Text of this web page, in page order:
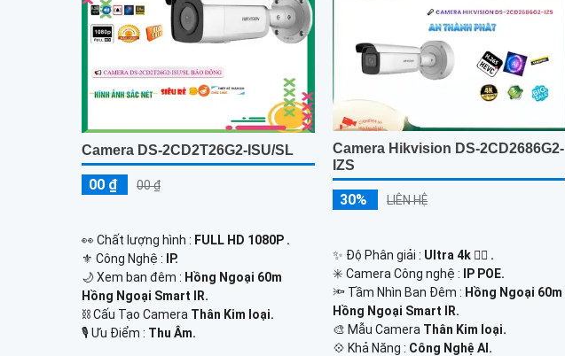
Camera DS-2CD2T26G2-ISU/SL
00 ₫ 00 ₫
️👀 Chất lượng hình : FULL HD 1080P .
⚜️ Công Nghệ :
IP.
🌙 Xem ban đêm : Hồng Ngoại 60m
Hồng Ngoại Smart IR.
⛓ Cấu Tạo Camera Thân Kim loại.
️🎙 Ưu Điểm : Thu Âm.
Camera Hikvision DS-2CD2686G2-
IZS
30% LIÊN HỆ
✨ Độ Phân giải : Ultra 4k 👍🏾 .
✳️ Camera Công nghệ :
IP POE.
🔦 Tầm Nhìn Ban Đêm : Hồng Ngoại 60m
Hồng Ngoại Smart IR.
🎨 Mẫu Camera Thân Kim loại.
️💠 Khả Năng : Công Nghệ AI.